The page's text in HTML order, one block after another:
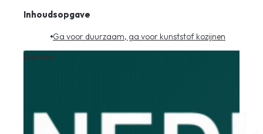
Inhoudsopgave
Ga voor duurzaam, ga voor kunststof kozijnen
Auteur